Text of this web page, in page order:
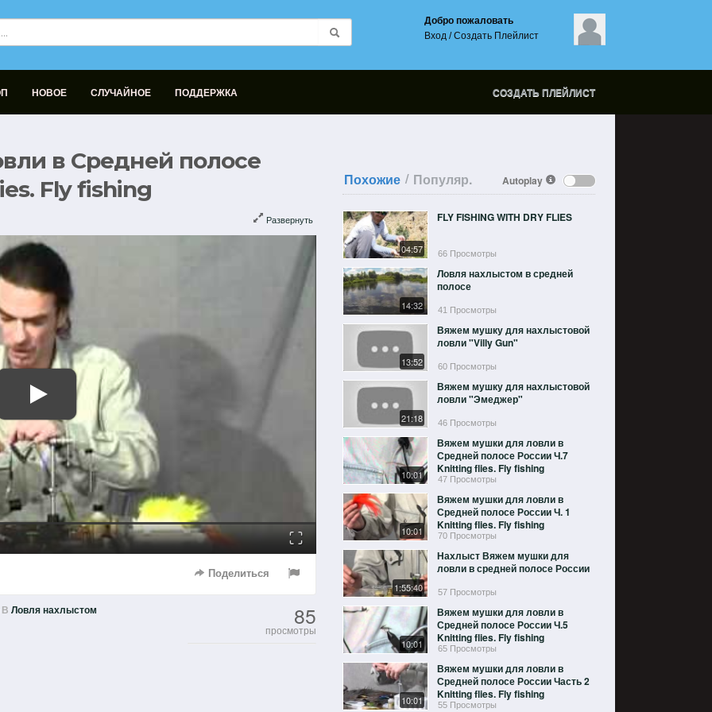
Добро пожаловать
Вход /Создать Плейлист
НОВОЕ СЛУЧАЙНОЕ ПОДДЕРЖКА СОЗДАТЬ ПЛЕЙЛИСТ
в Средней полосе
Fly fishing
Развернуть
Fullscreen
Поделиться
ВЛовля нахлыстом 85
просмотры
Autoplay
Похожие / Популяр.
04:57
FLY FISHING WITH DRY FLIES
66 Просмотры
14:32
Ловля нахлыстом в средней
полосе
41 Просмотры
13:52
Вяжем мушку для нахлыстовой
ловли "Villy Gun"
60 Просмотры
21:18
Вяжем мушку для нахлыстовой
ловли "Эмеджер"
46 Просмотры
10:01
Вяжем мушки для ловли в
Средней полосе России Ч.7
Knitting flies. Fly fishing
47 Просмотры
10:01
Вяжем мушки для ловли в
Средней полосе России Ч. 1
Knitting flies. Fly fishing
70 Просмотры
1:55:40
Нахлыст Вяжем мушки для
ловли в средней полосе России
57 Просмотры
10:01
Вяжем мушки для ловли в
Средней полосе России Ч.5
Knitting flies. Fly fishing
65 Просмотры
10:01
Вяжем мушки для ловли в
Средней полосе России Часть 2
Knitting flies. Fly fishing
55 Просмотры